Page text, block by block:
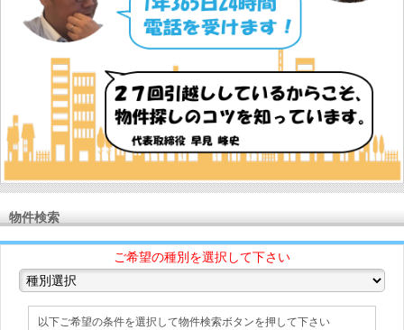
物件検索
ご希望の種別を選択して下さい
以下ご希望の条件を選択して物件検索ボタンを押して下さい